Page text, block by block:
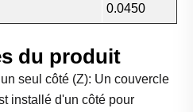
0.0450
du produit
seul côté (Z): Un couvercle
installé d'un côté pour